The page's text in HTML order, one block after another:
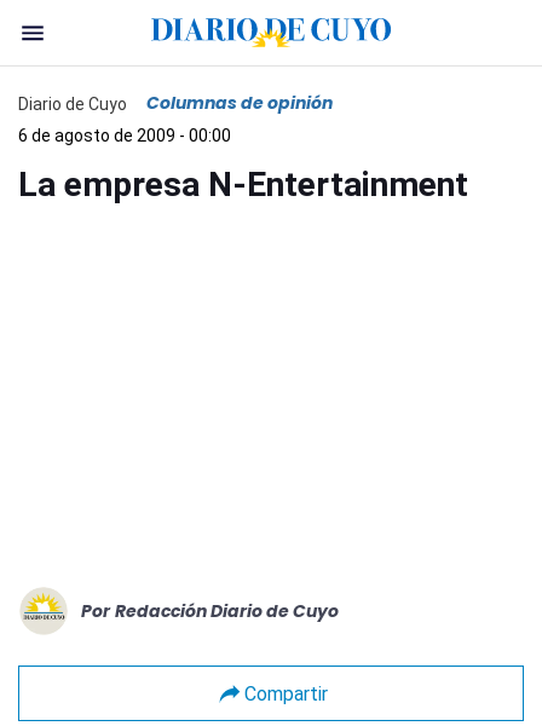
Diario de Cuyo Columnas de opinión
6 de agosto de 2009 - 00:00
La empresa N-Entertainment
Por Redacción Diario de Cuyo
Compartir